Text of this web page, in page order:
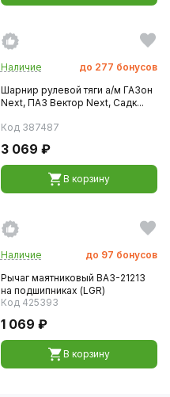
Наличие до 277 бонусов
Шарнир рулевой тяги а/м ГАЗон
Next, ПАЗ Вектор Next, Садк...
Код 387487
3 069 ₽
В корзину
Наличие до 97 бонусов
Рычаг маятниковый ВАЗ-21213
на подшипниках (LGR)
Код 425393
1 069 ₽
В корзину